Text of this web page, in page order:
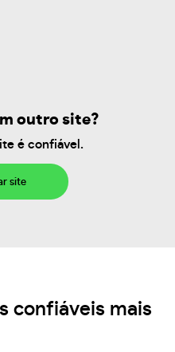
outro site?
é confiável.
site
confiáveis mais